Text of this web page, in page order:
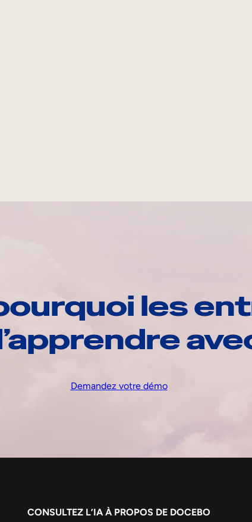
les
Demandez votre démo
CONSULTEZ L’IA À PROPOS DE DOCEBO